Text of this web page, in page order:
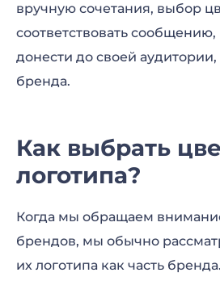
вручную сочетания, выбор
соответствовать сообщению,
донести до своей
бренда.
Как выбрать
логотипа?
Когда мы обращаем
брендов, мы обычно
их логотипа как часть